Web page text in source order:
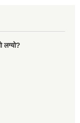
लग्यो?